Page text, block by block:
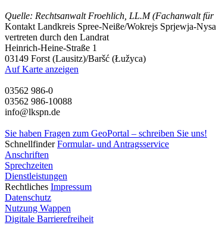
Quelle: Rechtsanwalt Froehlich, LL.M (Fachanwalt
Kontakt Landkreis Spree-Neiße/Wokrejs Sprjewja-Nysa
vertreten durch den Landrat
Heinrich-Heine-Straße 1
03149 Forst (Lausitz)/Baršć (Łužyca)
Auf Karte anzeigen
03562 986-0
03562 986-10088
info@lkspn.de
Sie haben Fragen zum GeoPortal – schreiben Sie uns!
Schnellfinder Formular- und Antragsservice
Anschriften
Sprechzeiten
Dienstleistungen
Rechtliches Impressum
Datenschutz
Nutzung Wappen
Digitale Barrierefreiheit